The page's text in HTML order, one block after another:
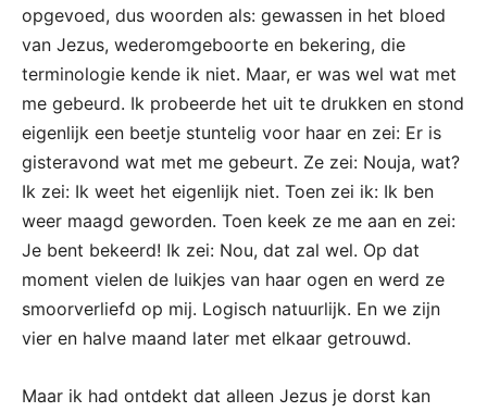
opgevoed, dus woorden als: gewassen in het bloed
van Jezus, wederomgeboorte en bekering, die
terminologie kende ik niet. Maar, er was wel wat met
me gebeurd. Ik probeerde het uit te drukken en stond
eigenlijk een beetje stuntelig voor haar en zei: Er is
gisteravond wat met me gebeurt. Ze zei: Nouja, wat?
Ik zei: Ik weet het eigenlijk niet. Toen zei ik: Ik ben
weer maagd geworden. Toen keek ze me aan en zei:
Je bent bekeerd! Ik zei: Nou, dat zal wel. Op dat
moment vielen de luikjes van haar ogen en werd ze
smoorverliefd op mij. Logisch natuurlijk. En we zijn
vier en halve maand later met elkaar getrouwd.
Maar ik had ontdekt dat alleen Jezus je dorst kan